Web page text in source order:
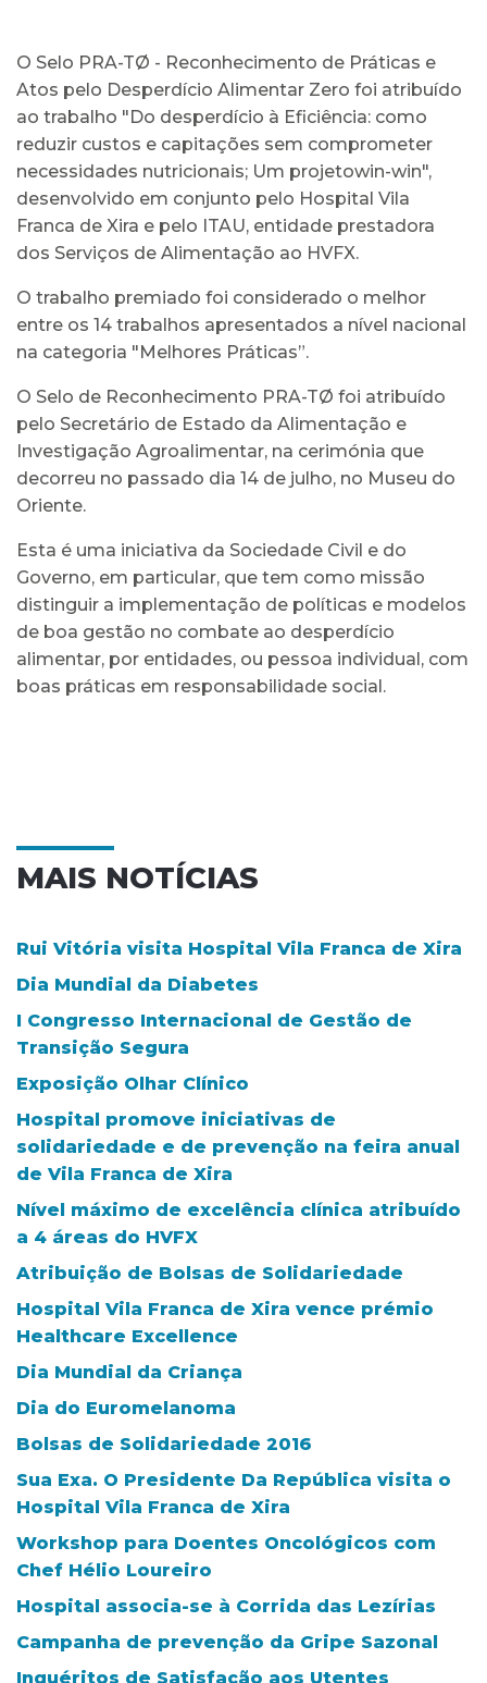
O Selo PRA-TØ - Reconhecimento de Práticas e
Atos pelo Desperdício Alimentar Zero foi atribuído
ao trabalho "Do desperdício à Eficiência: como
reduzir custos e capitações sem comprometer
necessidades nutricionais; Um projetowin-win",
desenvolvido em conjunto pelo Hospital Vila
Franca de Xira e pelo ITAU, entidade prestadora
dos Serviços de Alimentação ao HVFX.
O trabalho premiado foi considerado o melhor
entre os 14 trabalhos apresentados a nível nacional
na categoria "Melhores Práticas”.
O Selo de Reconhecimento PRA-TØ foi atribuído
pelo Secretário de Estado da Alimentação e
Investigação Agroalimentar, na cerimónia que
decorreu no passado dia 14 de julho, no Museu do
Oriente.
Esta é uma iniciativa da Sociedade Civil e do
Governo, em particular, que tem como missão
distinguir a implementação de políticas e modelos
de boa gestão no combate ao desperdício
alimentar, por entidades, ou pessoa individual, com
boas práticas em responsabilidade social.
MAIS NOTÍCIAS
Rui Vitória visita Hospital Vila Franca de Xira
Dia Mundial da Diabetes
I Congresso Internacional de Gestão de
Transição Segura
Exposição Olhar Clínico
Hospital promove iniciativas de
solidariedade e de prevenção na feira anual
de Vila Franca de Xira
Nível máximo de excelência clínica atribuído
a 4 áreas do HVFX
Atribuição de Bolsas de Solidariedade
Hospital Vila Franca de Xira vence prémio
Healthcare Excellence
Dia Mundial da Criança
Dia do Euromelanoma
Bolsas de Solidariedade 2016
Sua Exa. O Presidente Da República visita o
Hospital Vila Franca de Xira
Workshop para Doentes Oncológicos com
Chef Hélio Loureiro
Hospital associa-se à Corrida das Lezírias
Campanha de prevenção da Gripe Sazonal
Inquéritos de Satisfação aos Utentes